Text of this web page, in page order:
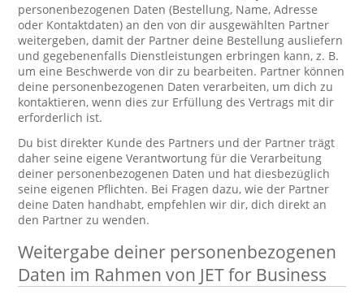
personenbezogenen Daten (Bestellung, Name, Adresse
oder Kontaktdaten) an den von dir ausgewählten Partner
weitergeben, damit der Partner deine Bestellung ausliefern
und gegebenenfalls Dienstleistungen erbringen kann, z. B.
um eine Beschwerde von dir zu bearbeiten. Partner können
deine personenbezogenen Daten verarbeiten, um dich zu
kontaktieren, wenn dies zur Erfüllung des Vertrags mit dir
erforderlich ist.
Du bist direkter Kunde des Partners und der Partner trägt
daher seine eigene Verantwortung für die Verarbeitung
deiner personenbezogenen Daten und hat diesbezüglich
seine eigenen Pflichten. Bei Fragen dazu, wie der Partner
deine Daten handhabt, empfehlen wir dir, dich direkt an
den Partner zu wenden.
Weitergabe deiner personenbezogenen
Daten im Rahmen von JET for Business